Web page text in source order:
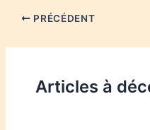
PRÉCÉDENT
Articles à